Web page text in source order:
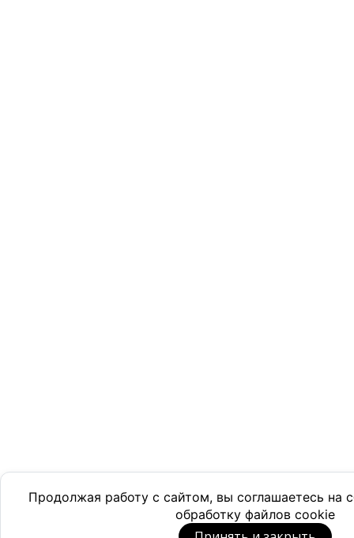
Продолжая работу с сайтом, вы соглашаетесь на
обработку файлов cookie